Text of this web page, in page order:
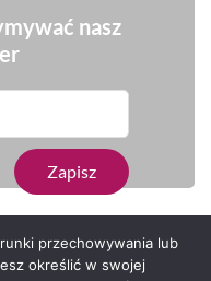
nasz
przechowywania lub
określić w swojej